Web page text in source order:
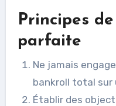
Principes
parfaite
Ne jamais
bankroll total sur
Établir des